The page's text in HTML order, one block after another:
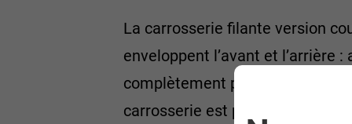
La carrosserie filante version
enveloppent l’avant et l’arrière
complètement pour des
carrosserie est principalement